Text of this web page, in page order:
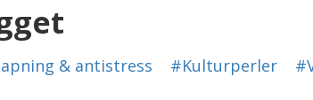
& antistress #Kulturperler